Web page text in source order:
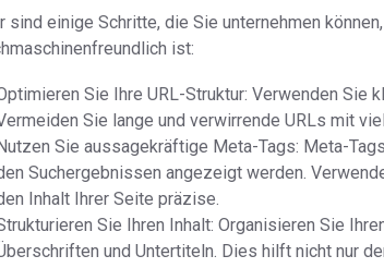
sind einige Schritte, die Sie unternehmen
ist:
Sie Ihre URL-Struktur: Verwenden Sie
Sie lange und verwirrende URLs mit
Sie aussagekräftige Meta-Tags: Meta-
Suchergebnissen angezeigt werden.
Inhalt Ihrer Seite präzise.
Sie Ihren Inhalt: Organisieren Sie
und Untertiteln. Dies hilft nicht nur